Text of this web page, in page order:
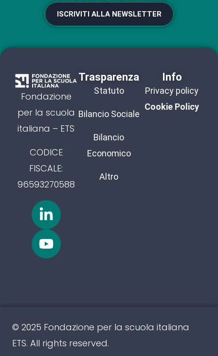
ISCRIVITI ALLA NEWSLETTER
Fondazione
per la scuola
italiana – ETS
CODICE
FISCALE:
96593270588
Trasparenza
Statuto
Bilancio Sociale
Bilancio
Economico
Altro
Info
Privacy policy
Cookie Policy
© 2025 Fondazione per la scuola italiana
ETS. All rights reserved.